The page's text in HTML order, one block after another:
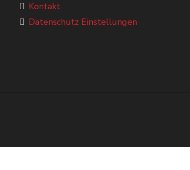
Kontakt
Datenschutz Einstellungen